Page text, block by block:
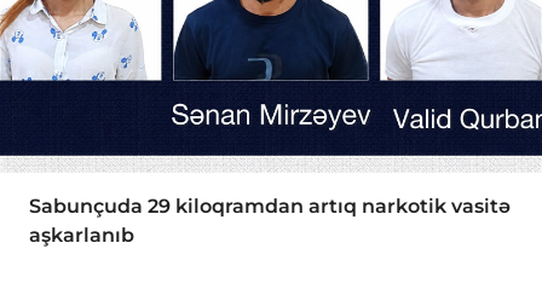
Sabunçuda 29 kiloqramdan artıq narkotik vasitə
aşkarlanıb